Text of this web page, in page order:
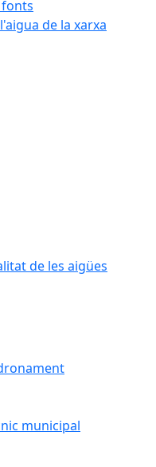
fonts
de la xarxa
de les aigües
municipal